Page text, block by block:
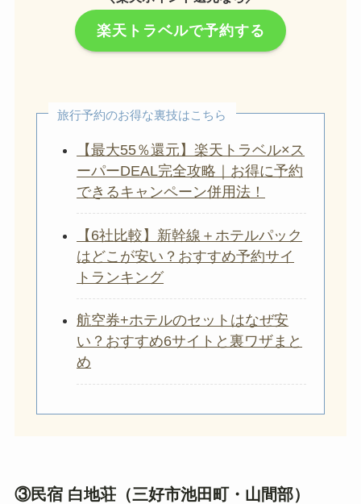
楽天トラベルで予約する
旅行予約のお得な裏技はこちら
【最大55％還元】楽天トラベル×ス
ーパーDEAL完全攻略｜お得に予約
できるキャンペーン併用法！
【6社比較】新幹線＋ホテルパック
はどこが安い？おすすめ予約サイ
トランキング
航空券+ホテルのセットはなぜ安
い？おすすめ6サイトと裏ワザまと
め
③民宿 白地荘（三好市池田町・山間部）